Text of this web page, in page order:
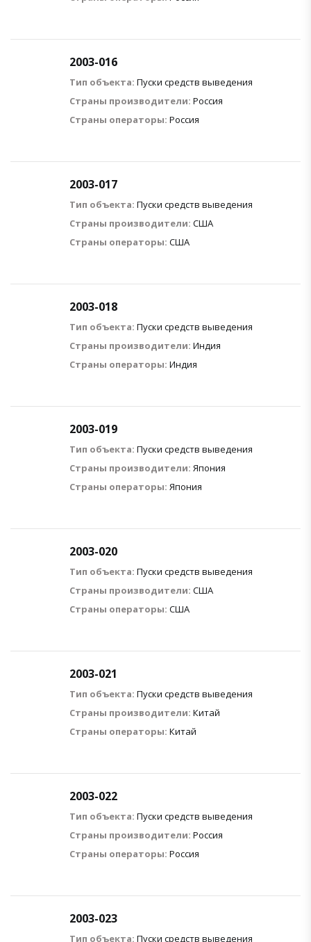
2003-016
Тип объекта: Пуски средств выведения
Страны производители: Россия
Страны операторы: Россия
2003-017
Тип объекта: Пуски средств выведения
Страны производители: США
Страны операторы: США
2003-018
Тип объекта: Пуски средств выведения
Страны производители: Индия
Страны операторы: Индия
2003-019
Тип объекта: Пуски средств выведения
Страны производители: Япония
Страны операторы: Япония
2003-020
Тип объекта: Пуски средств выведения
Страны производители: США
Страны операторы: США
2003-021
Тип объекта: Пуски средств выведения
Страны производители: Китай
Страны операторы: Китай
2003-022
Тип объекта: Пуски средств выведения
Страны производители: Россия
Страны операторы: Россия
2003-023
Тип объекта: Пуски средств выведения